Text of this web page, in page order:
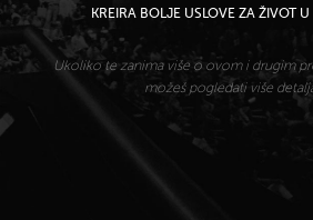
KREIRA BOLJE USLOVE ZA ŽIVOT
Ukoliko te zanima više o ovom i drugim
možeš pogledati više